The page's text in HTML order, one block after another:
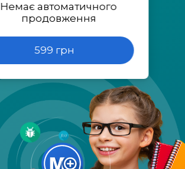
Немає автоматичного
продовження
599 грн